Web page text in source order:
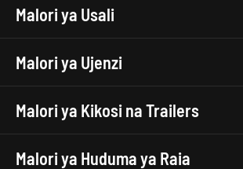
Malori ya Usali
Malori ya Ujenzi
Malori ya Kikosi na Trailers
Malori ya Huduma ya Raia